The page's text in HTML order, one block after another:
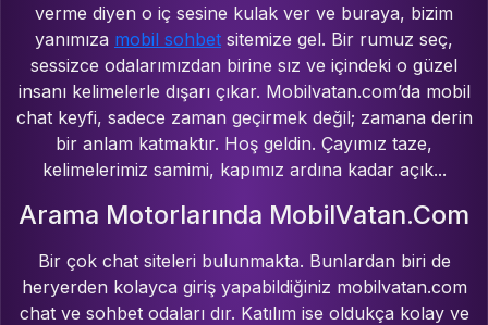
verme diyen o iç sesine kulak ver ve buraya, bizim
yanımıza mobil sohbet sitemize gel. Bir rumuz seç,
sessizce odalarımızdan birine sız ve içindeki o güzel
insanı kelimelerle dışarı çıkar. Mobilvatan.com’da mobil
chat keyfi, sadece zaman geçirmek değil; zamana derin
bir anlam katmaktır. Hoş geldin. Çayımız taze,
kelimelerimiz samimi, kapımız ardına kadar açık...
Arama Motorlarında MobilVatan.Com
Bir çok chat siteleri bulunmakta. Bunlardan biri de
heryerden kolayca giriş yapabildiğiniz mobilvatan.com
chat ve sohbet odaları dır. Katılım ise oldukça kolay ve